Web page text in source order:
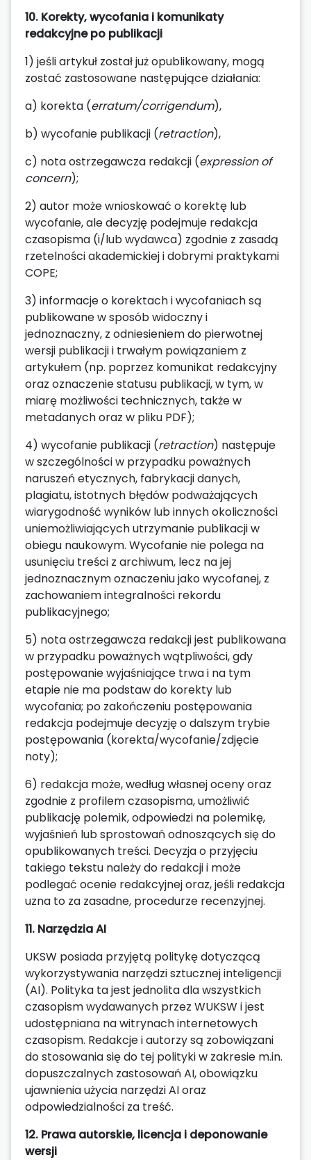
10. Korekty, wycofania i komunikaty
redakcyjne po publikacji
1) jeśli artykuł został już opublikowany, mogą
zostać zastosowane następujące działania:
a) korekta (erratum/corrigendum),
b) wycofanie publikacji (retraction),
c) nota ostrzegawcza redakcji (expression of
concern);
2) autor może wnioskować o korektę lub
wycofanie, ale decyzję podejmuje redakcja
czasopisma (i/lub wydawca) zgodnie z zasadą
rzetelności akademickiej i dobrymi praktykami
COPE;
3) informacje o korektach i wycofaniach są
publikowane w sposób widoczny i
jednoznaczny, z odniesieniem do pierwotnej
wersji publikacji i trwałym powiązaniem z
artykułem (np. poprzez komunikat redakcyjny
oraz oznaczenie statusu publikacji, w tym, w
miarę możliwości technicznych, także w
metadanych oraz w pliku PDF);
4) wycofanie publikacji (retraction) następuje
w szczególności w przypadku poważnych
naruszeń etycznych, fabrykacji danych,
plagiatu, istotnych błędów podważających
wiarygodność wyników lub innych okoliczności
uniemożliwiających utrzymanie publikacji w
obiegu naukowym. Wycofanie nie polega na
usunięciu treści z archiwum, lecz na jej
jednoznacznym oznaczeniu jako wycofanej, z
zachowaniem integralności rekordu
publikacyjnego;
5) nota ostrzegawcza redakcji jest publikowana
w przypadku poważnych wątpliwości, gdy
postępowanie wyjaśniające trwa i na tym
etapie nie ma podstaw do korekty lub
wycofania; po zakończeniu postępowania
redakcja podejmuje decyzję o dalszym trybie
postępowania (korekta/wycofanie/zdjęcie
noty);
6) redakcja może, według własnej oceny oraz
zgodnie z profilem czasopisma, umożliwić
publikację polemik, odpowiedzi na polemikę,
wyjaśnień lub sprostowań odnoszących się do
opublikowanych treści. Decyzja o przyjęciu
takiego tekstu należy do redakcji i może
podlegać ocenie redakcyjnej oraz, jeśli redakcja
uzna to za zasadne, procedurze recenzyjnej.
11. Narzędzia AI
UKSW posiada przyjętą politykę dotyczącą
wykorzystywania narzędzi sztucznej inteligencji
(AI). Polityka ta jest jednolita dla wszystkich
czasopism wydawanych przez WUKSW i jest
udostępniana na witrynach internetowych
czasopism. Redakcje i autorzy są zobowiązani
do stosowania się do tej polityki w zakresie m.in.
dopuszczalnych zastosowań AI, obowiązku
ujawnienia użycia narzędzi AI oraz
odpowiedzialności za treść.
12. Prawa autorskie, licencja i deponowanie
wersji